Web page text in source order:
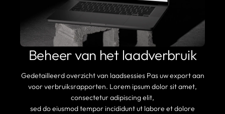
Beheer van het laadverbruik
Gedetailleerd overzicht van laadsessies Pas uw export aan
voor verbruiksrapporten. Lorem ipsum dolor sit amet,
consectetur adipiscing elit,
sed do eiusmod tempor incididunt ut labore et dolore